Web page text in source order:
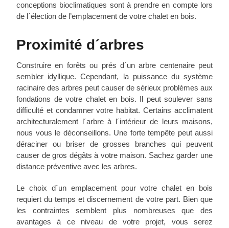
conceptions bioclimatiques sont à prendre en compte lors
de l´élection de l’emplacement de votre chalet en bois.
Proximité d´arbres
Construire en forêts ou prés d´un arbre centenaire peut
sembler idyllique. Cependant, la puissance du système
racinaire des arbres peut causer de sérieux problèmes aux
fondations de votre chalet en bois. Il peut soulever sans
difficulté et condamner votre habitat. Certains acclimatent
architecturalement l´arbre à l´intérieur de leurs maisons,
nous vous le déconseillons. Une forte tempête peut aussi
déraciner ou briser de grosses branches qui peuvent
causer de gros dégâts à votre maison. Sachez garder une
distance préventive avec les arbres.
Le choix d´un emplacement pour votre chalet en bois
requiert du temps et discernement de votre part. Bien que
les contraintes semblent plus nombreuses que des
avantages à ce niveau de votre projet, vous serez